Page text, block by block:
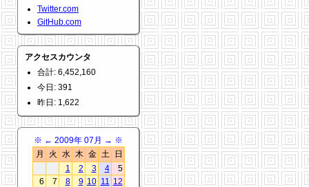
Twitter.com
GitHub.com
アクセスカウンタ
合計: 6,452,160
今日: 391
昨日: 1,622
※ ← 2009年 07月 → ※
月
火 水 木 金 土
日
1
2 3 4
5
6
7 8 9 10 11 12